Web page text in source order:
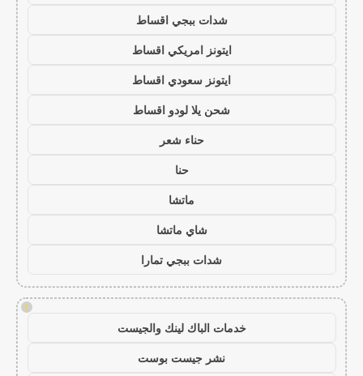
شدات ببجي اقساط
ايتونز امريكي اقساط
ايتونز سعودي اقساط
شحن يلا لودو اقساط
حناء شعر
حنا
ماتشا
شاي ماتشا
شدات ببجي تمارا
!
خدمات الباك لينك والجيست
نشر جيست بوست